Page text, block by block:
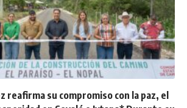
reafirma su compromiso con la paz, el